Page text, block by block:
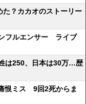
た？カカオのストーリー
フルエンサー ライブ
は250、日本は30万…歴
恨ミス 9回2死からま